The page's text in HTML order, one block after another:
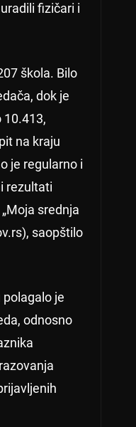
fizičari i
škola. Bilo
dok je
10.413,
na kraju
je regularno i
rezultati
srednja
saopštilo
je
odnosno